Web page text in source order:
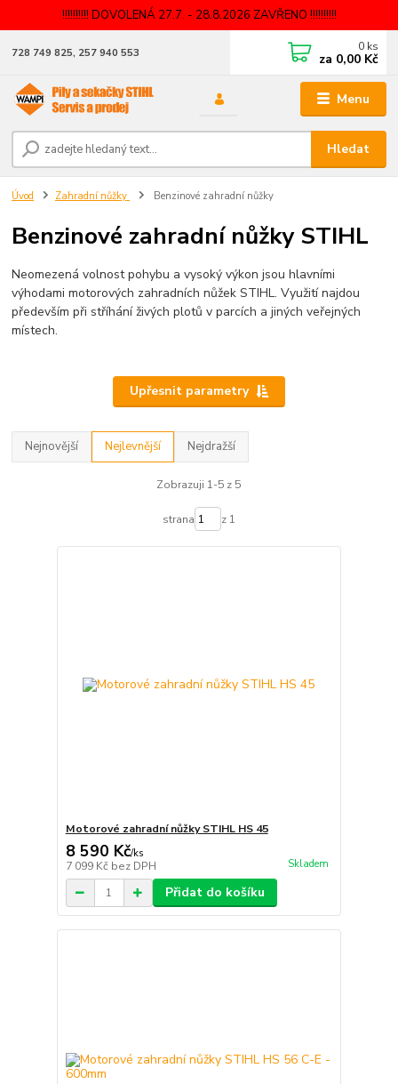
!!!!!!!!!! DOVOLENÁ 27.7. - 28.8.2026 ZAVŘENO !!!!!!!!!!
Menu
Hledat
728 749 825, 257 940 553 0 ks
za 0,00 Kč
Úvod Zahradní nůžky Benzinové zahradní nůžky
Benzinové zahradní nůžky STIHL
Neomezená volnost pohybu a vysoký výkon jsou hlavními
výhodami motorových zahradních nůžek STIHL. Využití najdou
především při stříhání živých plotů v parcích a jiných veřejných
místech.
Upřesnit parametry
Nejnovější Nejlevnější Nejdražší
Zobrazuji 1-5 z 5
strana z 1
Motorové zahradní nůžky STIHL HS 45
8 590 Kč/ks
7 099 Kč bez DPH Skladem
Přidat do košíku